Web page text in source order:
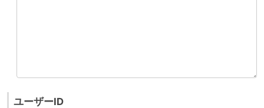
ユーザーID